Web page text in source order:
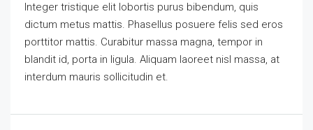
Integer tristique elit lobortis purus bibendum, quis
dictum metus mattis. Phasellus posuere felis sed eros
porttitor mattis. Curabitur massa magna, tempor in
blandit id, porta in ligula. Aliquam laoreet nisl massa, at
interdum mauris sollicitudin et.